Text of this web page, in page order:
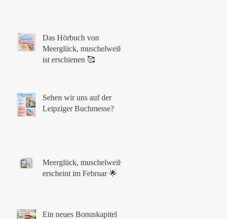
Das Hörbuch von
Meerglück, muschelweiß
ist erschienen 🥰
Sehen wir uns auf der
Leipziger Buchmesse?
Meerglück, muschelweiß
erscheint im Februar 🌟
Ein neues Bonuskapitel